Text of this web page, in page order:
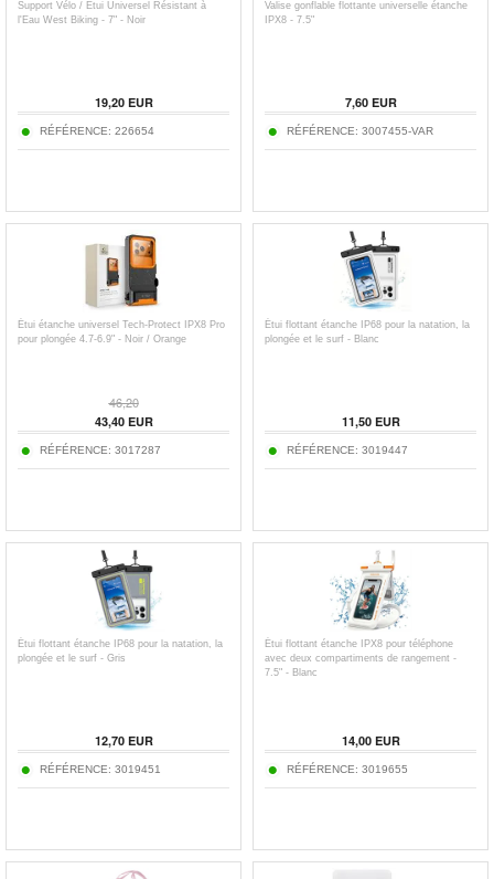
Support Vélo / Étui Universel Résistant à
l'Eau West Biking - 7" - Noir
19,20EUR
RÉFÉRENCE: 226654
Valise gonflable flottante universelle étanche
IPX8 - 7.5"
7,60EUR
RÉFÉRENCE: 3007455-VAR
Étui étanche universel Tech-Protect IPX8 Pro
pour plongée 4.7-6.9" - Noir / Orange
46,20
43,40EUR
RÉFÉRENCE: 3017287
Étui flottant étanche IP68 pour la natation, la
plongée et le surf - Blanc
11,50EUR
RÉFÉRENCE: 3019447
Étui flottant étanche IP68 pour la natation, la
plongée et le surf - Gris
12,70EUR
RÉFÉRENCE: 3019451
Étui flottant étanche IPX8 pour téléphone
avec deux compartiments de rangement -
7.5" - Blanc
14,00EUR
RÉFÉRENCE: 3019655